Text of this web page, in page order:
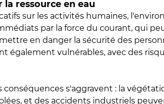
la ressource en eau
sur les activités humaines,
par la force du courant, qui
en danger la sécurité des
également vulnérables, avec des
s'aggravent : la
et des accidents industriels